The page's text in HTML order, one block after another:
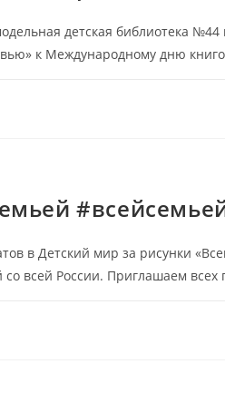
детская библиотека
к Международному дню
в Детский мир за рисунки
со всей России. Приглашаем